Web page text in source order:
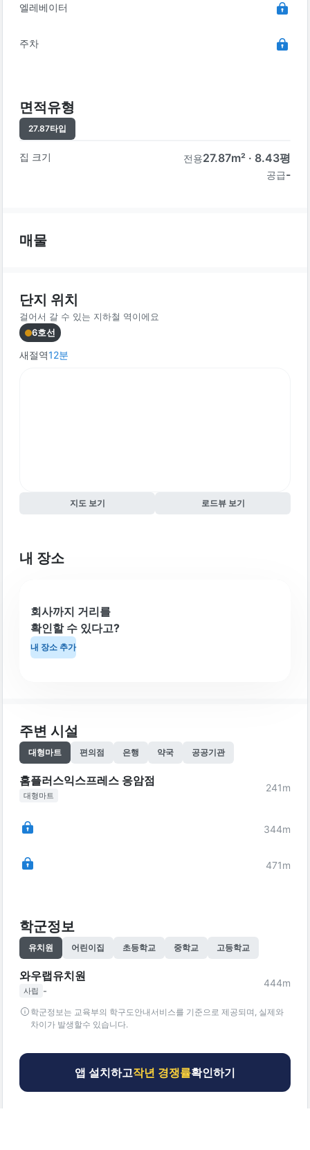
엘레베이터
주차
면적유형
27.87타입
집 크기 전용27.87m² · 8.43평
공급-
매물
단지 위치
걸어서 갈 수 있는 지하철 역이에요
6호선
새절역12분
지도 보기 로드뷰 보기
내 장소
회사까지 거리를
확인할 수 있다고?
내 장소 추가
주변 시설
대형마트 편의점 은행 약국 공공기관
홈플러스익스프레스 응암점
대형마트
241m
344m
471m
학군정보
유치원 어린이집 초등학교 중학교 고등학교
와우랩유치원
사립 -
444m
학군정보는 교육부의 학구도안내서비스를 기준으로 제공되며, 실제와
차이가 발생할수 있습니다.
앱 설치하고작년 경쟁률확인하기